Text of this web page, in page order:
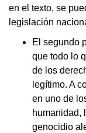
en el texto, se
legislación
El segundo
que todo lo
de los
legítimo. A
en uno de
humanidad,
genocidio